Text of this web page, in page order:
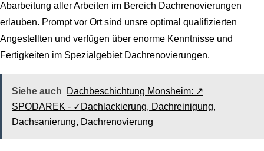
Abarbeitung aller Arbeiten im Bereich Dachrenovierungen
erlauben. Prompt vor Ort sind unsre optimal qualifizierten
Angestellten und verfügen über enorme Kenntnisse und
Fertigkeiten im Spezialgebiet Dachrenovierungen.
Siehe auch
Dachbeschichtung Monsheim: ↗️
SPODAREK - ✓Dachlackierung, Dachreinigung,
Dachsanierung, Dachrenovierung